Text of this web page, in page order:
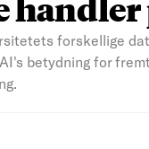
forskellige
betydning for